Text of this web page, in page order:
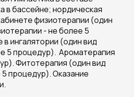
в бассейне; нордическая
физиотерапии (один
- не более 5
ингалятории (один вид
5 процедур). Ароматерапия
Фитотерапия (один вид
процедур). Оказание